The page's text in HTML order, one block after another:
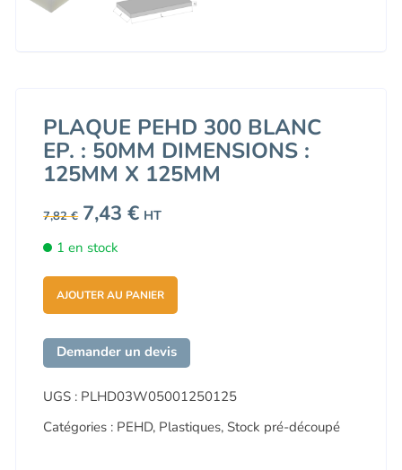
PLAQUE PEHD 300 BLANC
EP. : 50MM DIMENSIONS :
125MM X 125MM
7,82€ Le
prix
était :
7,43€Le
prix
HT
1 en stock
AJOUTER AU PANIER
Demander un devis
UGS : PLHD03W05001250125
Catégories : PEHD, Plastiques,Stock pré-découpé